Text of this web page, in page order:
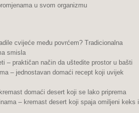
u svom organizmu
cvijeće među povrćem? Tradicionalna
smisla
– praktičan način da uštedite prostor u bašti
– jednostavan domaći recept koji uvijek
domaći desert koji se lako priprema
– kremast desert koji spaja omiljeni keks i